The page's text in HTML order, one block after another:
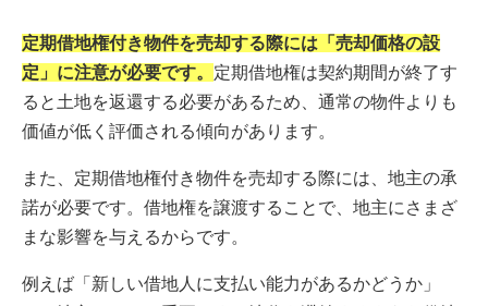
定期借地権付き物件を売却する際には「売却価格の設
定」に注意が必要です。 定期借地権は契約期間が終了す
ると土地を返還する必要があるため、通常の物件よりも
価値が低く評価される傾向があります。
また、定期借地権付き物件を売却する際には、地主の承
諾が必要です。借地権を譲渡することで、地主にさまざ
まな影響を与えるからです。
例えば「新しい借地人に支払い能力があるかどうか」